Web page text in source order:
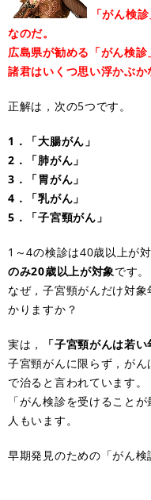
「がん検
なのだ。
広島県が勧める「がん検診
諸君はいくつ思い浮かぶか
正解は，次の5つです。
1．「大腸がん」
2．「肺がん」
3．「胃がん」
4．「乳がん」
5．「子宮頸がん」
1～4の検診は40歳以上が
のみ20歳以上が対象です。
なぜ，子宮頸がんだけ対
かりますか？
実は， 「子宮頸がんは若
子宮頸がんに限らず，が
で治ると言われています。
「がん検診を受けること
人もいます。
早期発見のための「がん検